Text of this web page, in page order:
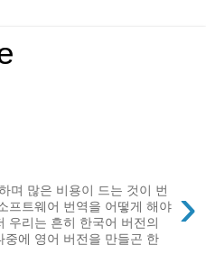
›
며 많은 비용이 드는 것이 번
프트웨어 번역을 어떻게 해야
우리는 흔히 한국어 버전의
중에 영어 버전을 만들곤 한